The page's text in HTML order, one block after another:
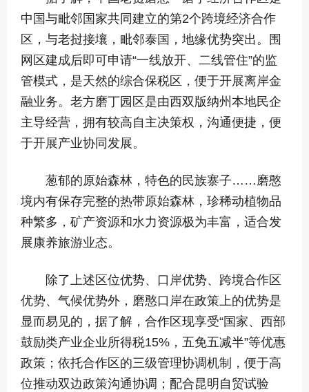
中国与毗邻国家共同建立的第2个跨境经济合作
区，与老挝接壤，毗邻泰国，地缘优势突出。围
网区建成后即可申请“一线放开、二线管住”的监
管模式，是天然的综合保税区，便于开展离岸金
融业务。老方磨丁园区是由西双版纳州本地民企
主导经营，拥有较高自主决策权，沟通便捷，便
于开展产业协同发展。
葱郁的原始森林，特色的民族寨子……磨憨
境内有保存完整的热带原始森林，珍稀动植物品
种繁多，矿产资源和水力资源极为丰富，适合发
展康养旅游业态。
除了上述区位优势、口岸优势、跨境合作区
优势、气候优势外，磨憨口岸在政策上的优势是
显而易见的，据了解，合作区现享受“国家、西部
鼓励类产业企业所得税15%，五免五减半”等优惠
政策；依托合作区的三级管理协调机制，便于高
位推动双边政策沟通协调；配合昆明自贸试验